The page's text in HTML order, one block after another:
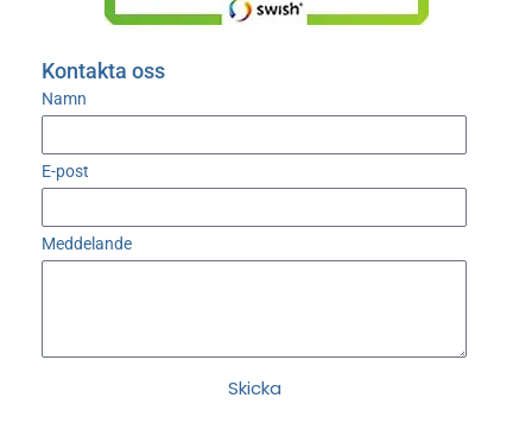
Kontakta oss
Namn
E-post
Meddelande
Skicka